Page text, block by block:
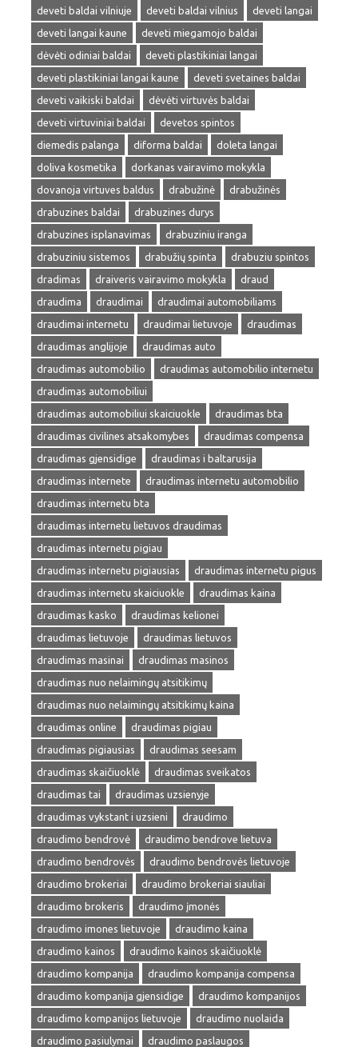
deveti baldai vilniuje deveti baldai vilnius
deveti langai
deveti langai kaune
deveti miegamojo baldai
dėvėti odiniai baldai
deveti plastikiniai langai
deveti plastikiniai langai kaune
deveti svetaines baldai
deveti vaikiski baldai
dėvėti virtuvės baldai
deveti virtuviniai baldai
devetos spintos
diemedis palanga
diforma baldai
doleta langai
doliva kosmetika
dorkanas vairavimo mokykla
dovanoja virtuves baldus
drabužinė
drabužinės
drabuzines baldai
drabuzines durys
drabuzines isplanavimas
drabuziniu iranga
drabuziniu sistemos
drabužių spinta
drabuziu spintos
dradimas
draiveris vairavimo mokykla
draud
draudima
draudimai
draudimai automobiliams
draudimai internetu
draudimai lietuvoje
draudimas
draudimas anglijoje
draudimas auto
draudimas automobilio
draudimas automobilio internetu
draudimas automobiliui
draudimas automobiliui skaiciuokle
draudimas bta
draudimas civilines atsakomybes
draudimas compensa
draudimas gjensidige
draudimas i baltarusija
draudimas internete
draudimas internetu automobilio
draudimas internetu bta
draudimas internetu lietuvos draudimas
draudimas internetu pigiau
draudimas internetu pigiausias
draudimas internetu pigus
draudimas internetu skaiciuokle
draudimas kaina
draudimas kasko
draudimas kelionei
draudimas lietuvoje
draudimas lietuvos
draudimas masinai
draudimas masinos
draudimas nuo nelaimingų atsitikimų
draudimas nuo nelaimingų atsitikimų kaina
draudimas online
draudimas pigiau
draudimas pigiausias
draudimas seesam
draudimas skaičiuoklė
draudimas sveikatos
draudimas tai
draudimas uzsienyje
draudimas vykstant i uzsieni
draudimo
draudimo bendrovė
draudimo bendrove lietuva
draudimo bendrovės
draudimo bendrovės lietuvoje
draudimo brokeriai
draudimo brokeriai siauliai
draudimo brokeris
draudimo įmonės
draudimo imones lietuvoje
draudimo kaina
draudimo kainos
draudimo kainos skaičiuoklė
draudimo kompanija
draudimo kompanija compensa
draudimo kompanija gjensidige
draudimo kompanijos
draudimo kompanijos lietuvoje
draudimo nuolaida
draudimo pasiulymai
draudimo paslaugos